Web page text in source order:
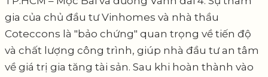
gia của chủ đầu tư Vinhomes và nhà thầu
Coteccons là "bảo chứng" quan trọng về tiến độ
và chất lượng công trình, giúp nhà đầu tư an tâm
về giá trị gia tăng tài sản. Sau khi hoàn thành vào